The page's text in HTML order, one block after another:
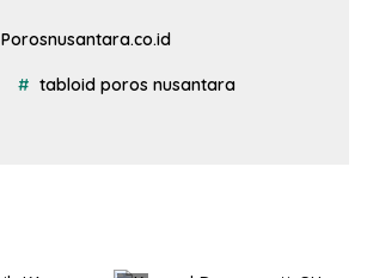
Porosnusantara.co.id
tabloid poros nusantara